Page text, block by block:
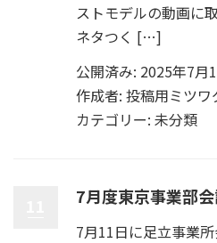
ストモデルの動画に
ネタつく […]
公開済み: 2025年7月
作成者: 投稿用ミツワ
カテゴリー: 未分類
7月度東京事業部
7月11日に足立事業